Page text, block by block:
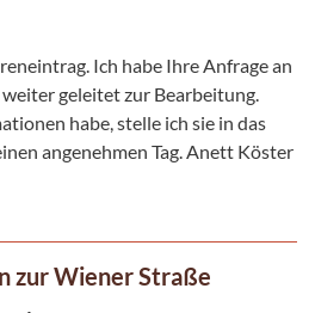
Ich habe Ihre Anfrage an
geleitet zur Bearbeitung.
habe, stelle ich sie in das
angenehmen Tag. Anett Köster
zur Wiener Straße